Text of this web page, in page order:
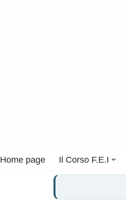
Home page Il Corso F.E.I